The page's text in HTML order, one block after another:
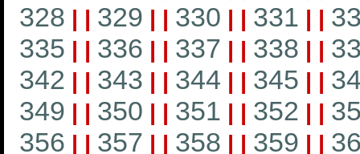
328 | | 329 | | 330 | | 331 | |
335 | | 336 | | 337 | | 338 | |
342 | | 343 | | 344 | | 345 | |
349 | | 350 | | 351 | | 352 | |
356 | | 357 | | 358 | | 359 | |